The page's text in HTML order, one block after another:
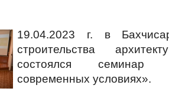
19.04.2023 г. в
строительства
состоялся семинар
современных условиях».